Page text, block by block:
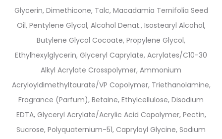
Glycerin, Dimethicone, Talc, Macadamia Ternifolia Seed
Oil, Pentylene Glycol, Alcohol Denat., Isostearyl Alcohol,
Butylene Glycol Cocoate, Propylene Glycol,
Ethylhexylglycerin, Glyceryl Caprylate, Acrylates/C10-30
Alkyl Acrylate Crosspolymer, Ammonium
Acryloyldimethyltaurate/VP Copolymer, Triethanolamine,
Fragrance (Parfum), Betaine, Ethylcellulose, Disodium
EDTA, Glyceryl Acrylate/Acrylic Acid Copolymer, Pectin,
Sucrose, Polyquaternium-51, Capryloyl Glycine, Sodium